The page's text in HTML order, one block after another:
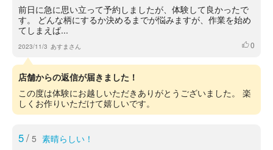
前日に急に思い立って予約しましたが、体験して良かったで
す。 どんな柄にするか決めるまでが悩みますが、作業を始め
てしまえば...
2023/11/3 あすまさん いいね
0
店舗からの返信が届きました！
この度は体験にお越しいただきありがとうございました。 楽
しくお作りいただけて嬉しいです。
5/ 5 素晴らしい！